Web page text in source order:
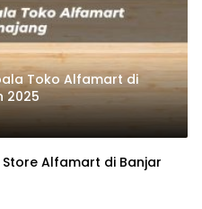
Toko Alfamart di
2025
Store Alfamart di Banjar